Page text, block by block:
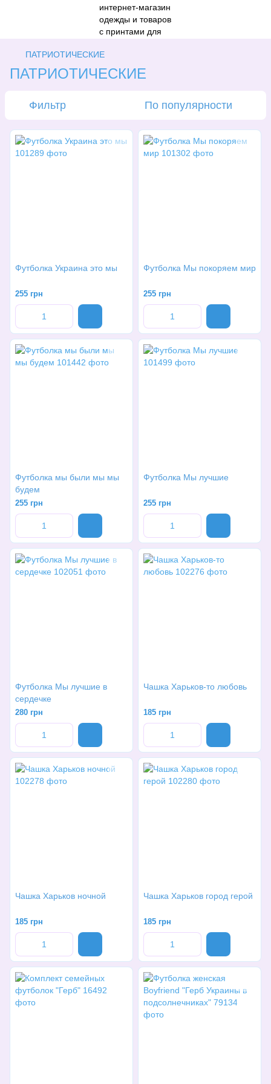
ПАТРИОТИЧЕСКИЕ
ПАТРИОТИЧЕСКИЕ
Фильтр По популярности
Футболка Украина это мы
255 грн
Футболка Мы покоряем мир
255 грн
Футболка мы были мы мы
будем
255 грн
Футболка Мы лучшие
255 грн
Футболка Мы лучшие в
сердечке
280 грн
Чашка Харьков-то любовь
185 грн
Чашка Харьков ночной
185 грн
Чашка Харьков город герой
185 грн